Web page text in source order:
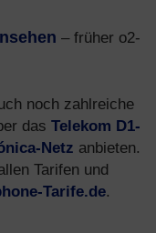
– früher o2-
noch zahlreiche
das Telekom D1-
Netz anbieten.
Tarifen und
Tarife.de.